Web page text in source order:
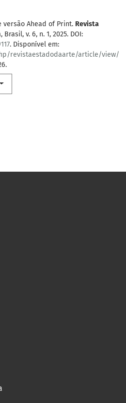
versão Ahead of Print. Revista
v. 6, n. 1, 2025. DOI:
. Disponível em:
revistaestadodaarte/article/view/